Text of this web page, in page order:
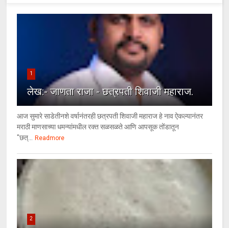
1
लेख:- जाणता राजा - छत्रपती शिवाजी महाराज.
आज सुमारे साडेतीनशे वर्षानंतरही छत्रपती शिवाजी महाराज हे नाव ऐकल्यानंतर
मराठी माणसाच्या धमन्यांमधील रक्त सळसळते आणि आपसूक तोंडातून
"छत्... Readmore
2